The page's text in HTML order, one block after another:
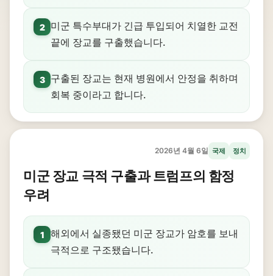
2
미군 특수부대가 긴급 투입되어 치열한 교전
끝에 장교를 구출했습니다.
3
구출된 장교는 현재 병원에서 안정을 취하며
회복 중이라고 합니다.
2026년 4월 6일 국제 정치
미군 장교 극적 구출과 트럼프의 함정
우려
1
해외에서 실종됐던 미군 장교가 암호를 보내
극적으로 구조됐습니다.